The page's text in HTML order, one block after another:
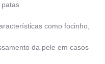
como focinho,
da pele em casos